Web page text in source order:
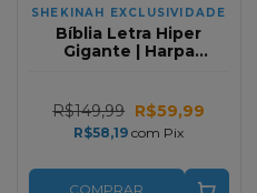
SHEKINAH EXCLUSIVIDADE
Bíblia Letra Hiper
Gigante | Harpa
Preta Full Color
R$149,99 R$59,99
R$58,19com Pix
COMPRAR